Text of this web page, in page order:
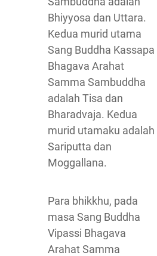
Bhiyyosa dan Uttara.
Kedua murid utama
Sang Buddha Kassapa
Bhagava Arahat
Samma Sambuddha
adalah Tisa dan
Bharadvaja. Kedua
murid utamaku adalah
Sariputta dan
Moggallana.
Para bhikkhu, pada
masa Sang Buddha
Vipassi Bhagava
Arahat Samma